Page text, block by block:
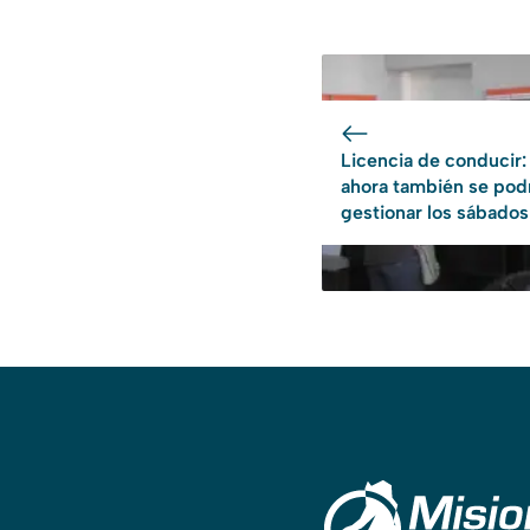
Licencia de conducir:
ahora también se
gestionar los sábados